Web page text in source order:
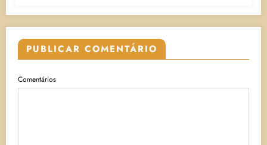
PUBLICAR COMENTÁRIO
Comentários